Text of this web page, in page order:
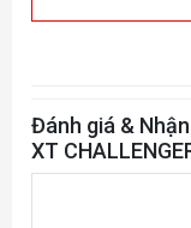
Interface
Đánh giá &
XT